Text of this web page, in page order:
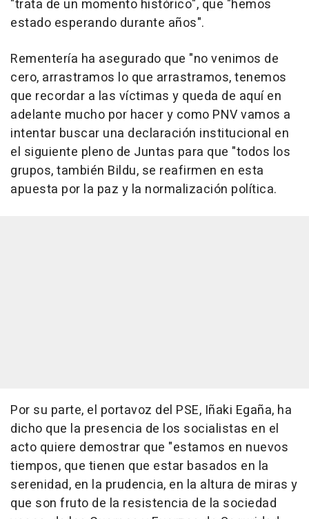
"trata de un momento histórico", que "hemos
estado esperando durante años".
Rementería ha asegurado que "no venimos de
cero, arrastramos lo que arrastramos, tenemos
que recordar a las víctimas y queda de aquí en
adelante mucho por hacer y como PNV vamos a
intentar buscar una declaración institucional en
el siguiente pleno de Juntas para que "todos los
grupos, también Bildu, se reafirmen en esta
apuesta por la paz y la normalización política.
Por su parte, el portavoz del PSE, Iñaki Egaña, ha
dicho que la presencia de los socialistas en el
acto quiere demostrar que "estamos en nuevos
tiempos, que tienen que estar basados en la
serenidad, en la prudencia, en la altura de miras y
que son fruto de la resistencia de la sociedad